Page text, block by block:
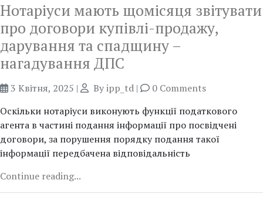
Нотаріуси мають щомісяця звітувати
про договори купівлі-продажу,
дарування та спадщину –
нагадування ДПС
3 Квітня, 2025 | Byipp_td |
0 Comments
Оскільки нотаріуси виконують функції податкового
агента в частині подання інформації про посвідчені
договори, за порушення порядку подання такої
інформації передбачена відповідальність
Continue reading...